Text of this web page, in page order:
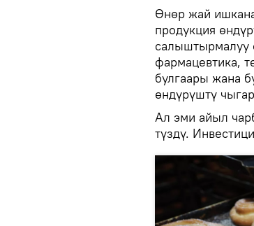
Өнөр жай
продукция
салыштырмалуу
фармацевтика,
булгаары жана
өндүрүштү
Ал эми айыл
түздү.